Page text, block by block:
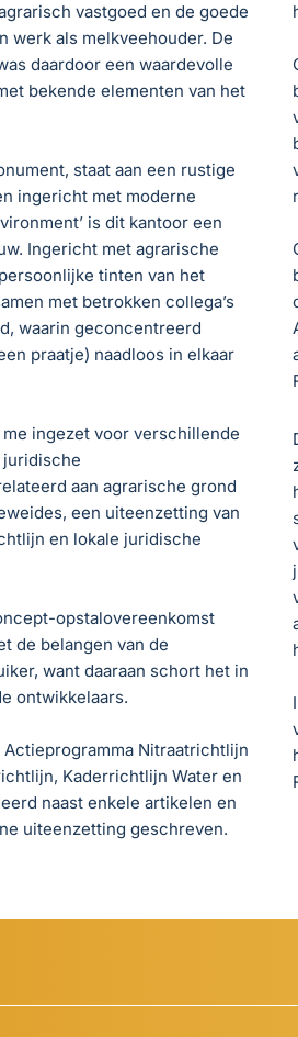
vastgoed en de goede
werk als melkveehouder. De
daardoor een waardevolle
bekende elementen van het
staat aan een rustige
ingericht met moderne
is dit kantoor een
Ingericht met agrarische
tinten van het
met betrokken collega’s
waarin geconcentreerd
praatje) naadloos in elkaar
ingezet voor verschillende
aan agrarische grond
een uiteenzetting van
en lokale juridische
opstalovereenkomst
de belangen van de
want daaraan schort het in
ontwikkelaars.
Nitraatrichtlijn
Kaderrichtlijn Water en
naast enkele artikelen en
uiteenzetting geschreven.